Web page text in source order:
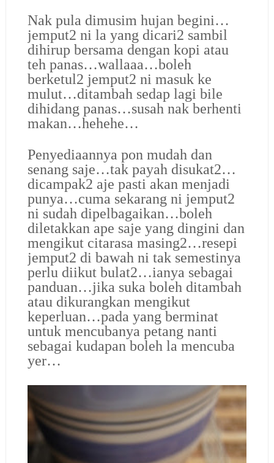
Nak pula dimusim hujan begini…
jemput2 ni la yang dicari2 sambil
dihirup bersama dengan kopi atau
teh panas…wallaaa…boleh
berketul2 jemput2 ni masuk ke
mulut…ditambah sedap lagi bile
dihidang panas…susah nak berhenti
makan…hehehe…
Penyediaannya pon mudah dan
senang saje…tak payah disukat2…
dicampak2 aje pasti akan menjadi
punya…cuma sekarang ni jemput2
ni sudah dipelbagaikan…boleh
diletakkan ape saje yang dingini dan
mengikut citarasa masing2…resepi
jemput2 di bawah ni tak semestinya
perlu diikut bulat2…ianya sebagai
panduan…jika suka boleh ditambah
atau dikurangkan mengikut
keperluan…pada yang berminat
untuk mencubanya petang nanti
sebagai kudapan boleh la mencuba
yer…